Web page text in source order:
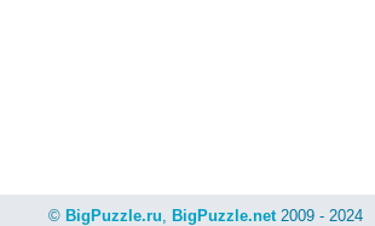
© BigPuzzle.ru, BigPuzzle.net2009 - 2024